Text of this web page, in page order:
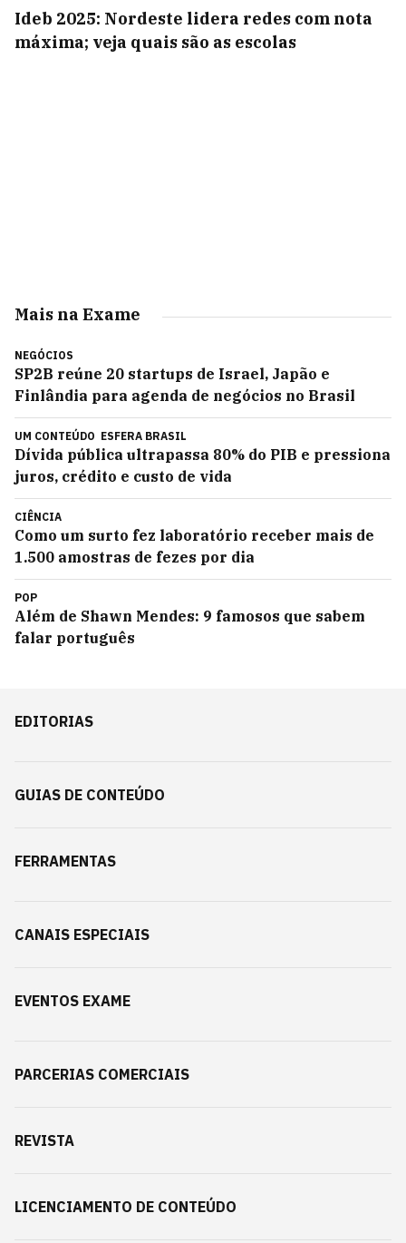
Ideb 2025: Nordeste lidera redes com nota
máxima; veja quais são as escolas
Mais na Exame
NEGÓCIOS
SP2B reúne 20 startups de Israel, Japão e
Finlândia para agenda de negócios no Brasil
UM CONTEÚDO ESFERA BRASIL
Dívida pública ultrapassa 80% do PIB e pressiona
juros, crédito e custo de vida
CIÊNCIA
Como um surto fez laboratório receber mais de
1.500 amostras de fezes por dia
POP
Além de Shawn Mendes: 9 famosos que sabem
falar português
EDITORIAS
GUIAS DE CONTEÚDO
FERRAMENTAS
CANAIS ESPECIAIS
EVENTOS EXAME
PARCERIAS COMERCIAIS
REVISTA
LICENCIAMENTO DE CONTEÚDO